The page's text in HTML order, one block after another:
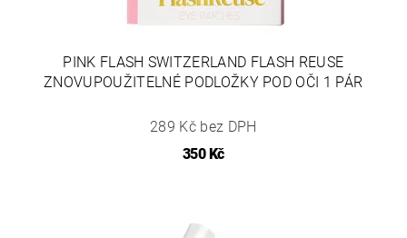
PINK FLASH SWITZERLAND FLASH REUSE
ZNOVUPOUŽITELNÉ PODLOŽKY POD OČI 1 PÁR
289 Kč bez DPH
350 Kč